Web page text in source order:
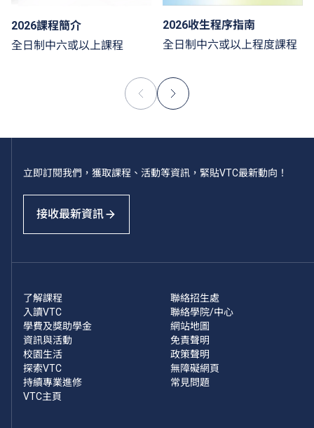
2026課程簡介
全日制中六或以上課程
2026收生程序指南
全日制中六或以上程度課程
立即訂閱我們，獲取課程、活動等資訊，緊貼VTC最新動向！
接收最新資訊
了解課程
入讀VTC
學費及獎助學金
資訊與活動
校園生活
探索VTC
持續專業進修
VTC主頁
聯絡招生處
聯絡學院/中心
網站地圖
免責聲明
政策聲明
無障礙網頁
常見問題